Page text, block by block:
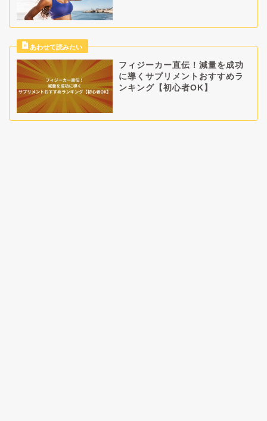
フィジーカー直伝！減量を成功
に導くサプリメントおすすめラ
ンキング【初心者OK】